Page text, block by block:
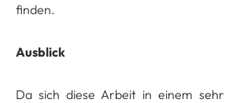
finden.
Ausblick
Da sich diese Arbeit in einem sehr